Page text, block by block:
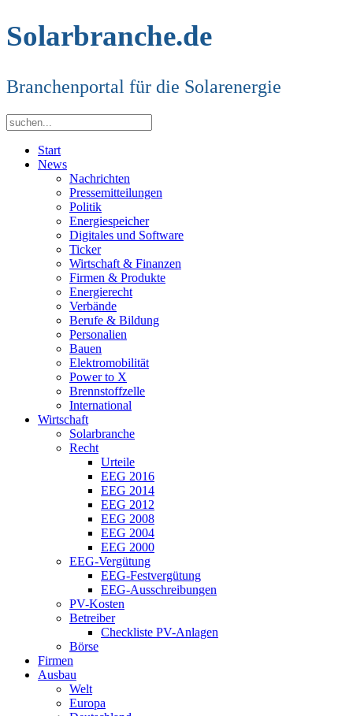
Solarbranche.de
Branchenportal für die Solarenergie
Start
News
Nachrichten
Pressemitteilungen
Politik
Energiespeicher
Digitales und Software
Ticker
Wirtschaft & Finanzen
Firmen & Produkte
Energierecht
Verbände
Berufe & Bildung
Personalien
Bauen
Elektromobilität
Power to X
Brennstoffzelle
International
Wirtschaft
Solarbranche
Recht
Urteile
EEG 2016
EEG 2014
EEG 2012
EEG 2008
EEG 2004
EEG 2000
EEG-Vergütung
EEG-Festvergütung
EEG-Ausschreibungen
PV-Kosten
Betreiber
Checkliste PV-Anlagen
Börse
Firmen
Ausbau
Welt
Europa